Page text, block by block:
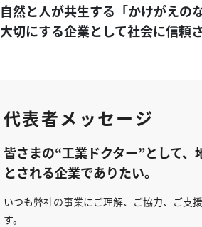
自然と人が共生する「かけがえの
大切にする企業として社会に信頼
代表者メッセージ
皆さまの“工業ドクター”として
とされる企業でありたい。
いつも弊社の事業にご理解、ご協力、ご支
す。